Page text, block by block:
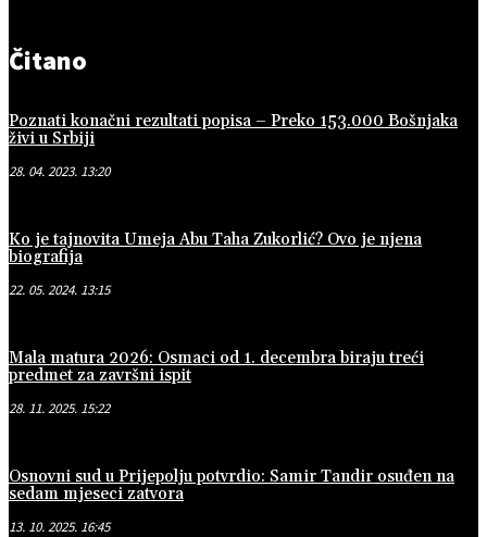
Čitano
Poznati konačni rezultati popisa – Preko 153.000 Bošnjaka
živi u Srbiji
28. 04. 2023. 13:20
Ko je tajnovita Umeja Abu Taha Zukorlić? Ovo je njena
biografija
22. 05. 2024. 13:15
Mala matura 2026: Osmaci od 1. decembra biraju treći
predmet za završni ispit
28. 11. 2025. 15:22
Osnovni sud u Prijepolju potvrdio: Samir Tandir osuđen na
sedam mjeseci zatvora
13. 10. 2025. 16:45